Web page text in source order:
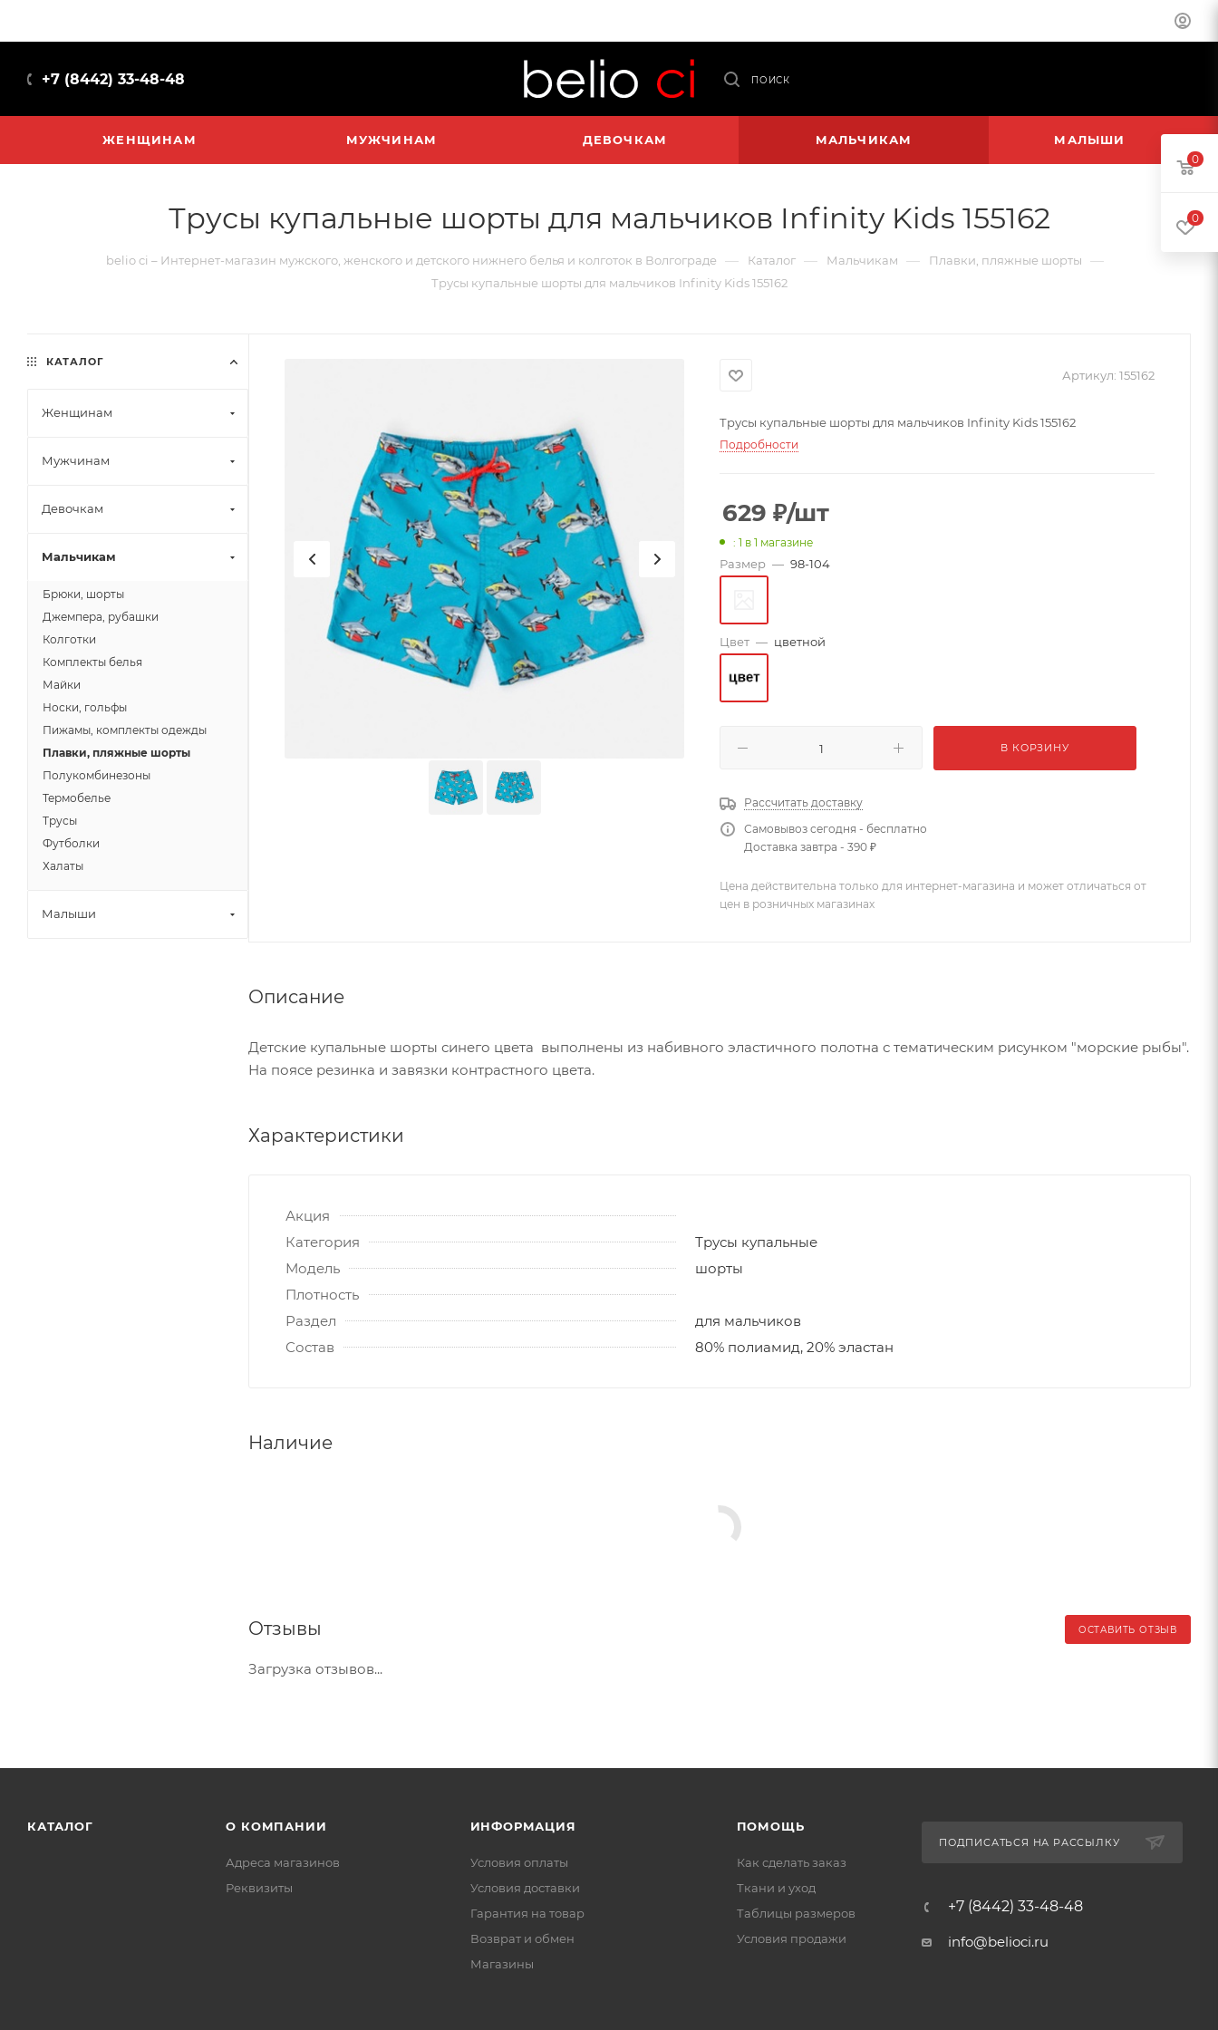
+7 (8442) 33-48-48 ПОИСК
ЖЕНЩИНАМ МУЖЧИНАМ ДЕВОЧКАМ МАЛЬЧИКАМ МАЛЫШИ
Трусы купальные шорты для мальчиков Infinity Kids 155162
belio ci – Интернет-магазин мужского, женского и детского нижнего белья и колготок в Волгограде — Каталог — Мальчикам — Плавки, пляжные шорты —
Трусы купальные шорты для мальчиков Infinity Kids 155162
Артикул: 155162
Трусы купальные шорты для мальчиков Infinity Kids 155162
Подробности
629 ₽/шт
: 1 в 1 магазине
Размер — 98-104
Цвет — цветной
В КОРЗИНУ
Рассчитать доставку
Самовывоз сегодня - бесплатно
Доставка завтра - 390 ₽
Цена действительна только для интернет-магазина и может отличаться от
цен в розничных магазинах
Описание
Детские купальные шорты синего цвета выполнены из набивного эластичного полотна с тематическим рисунком "морские рыбы".
На поясе резинка и завязки контрастного цвета.
Характеристики
Акция
Категория
Трусы купальные
Модель
шорты
Плотность
Раздел
для мальчиков
Состав
80% полиамид, 20% эластан
Наличие
Отзывы ОСТАВИТЬ ОТЗЫВ
Загрузка отзывов...
КАТАЛОГ
Женщинам
Мужчинам
Девочкам
Мальчикам
Брюки, шорты
Джемпера, рубашки
Колготки
Комплекты белья
Майки
Носки, гольфы
Пижамы, комплекты одежды
Плавки, пляжные шорты
Полукомбинезоны
Термобелье
Трусы
Футболки
Халаты
Малыши
КАТАЛОГ О КОМПАНИИ
Адреса магазинов
Реквизиты
ИНФОРМАЦИЯ
Условия оплаты
Условия доставки
Гарантия на товар
Возврат и обмен
Магазины
ПОМОЩЬ
Как сделать заказ
Ткани и уход
Таблицы размеров
Условия продажи
ПОДПИСАТЬСЯ НА РАССЫЛКУ
+7 (8442) 33-48-48
info@belioci.ru
0
0